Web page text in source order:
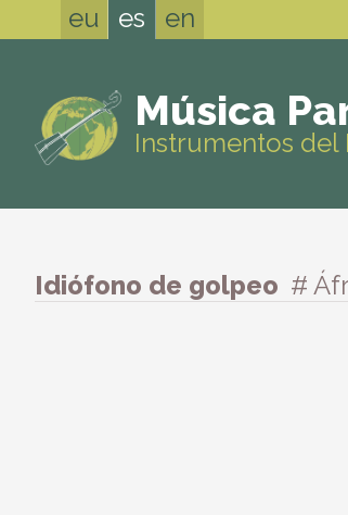
eu es en
Música
Instrumentos del
Idiófono de golpeo #